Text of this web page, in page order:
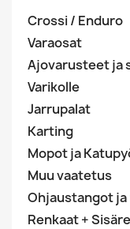
Crossi / Enduro
Varaosat
Ajovarusteet ja
Varikolle
Jarrupalat
Karting
Mopot ja
Muu vaatetus
Ohjaustangot
Renkaat +